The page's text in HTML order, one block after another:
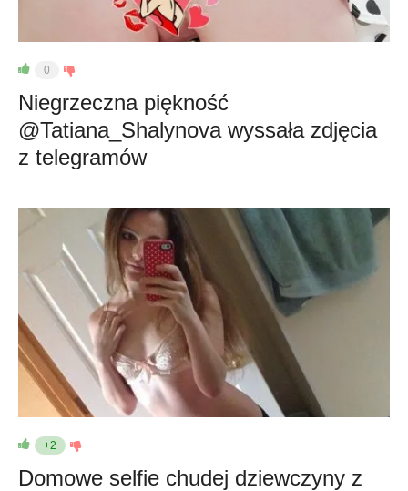
0
Niegrzeczna piękność
@Tatiana_Shalynova wyssała zdjęcia
z telegramów
+2
Domowe selfie chudej dziewczyny z